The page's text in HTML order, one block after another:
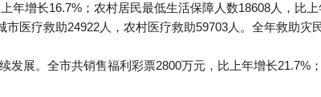
年增长16.7%；农村居民最低生活保障人数18608人，比
市医疗救助24922人，农村医疗救助59703人。全年救助灾
发展。全市共销售福利彩票2800万元，比上年增长21.7%